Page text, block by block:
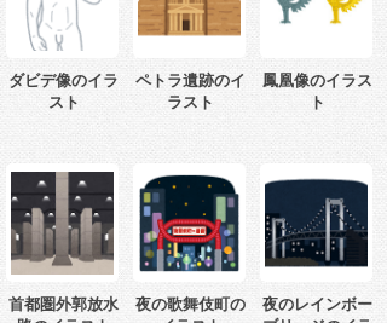
ダビデ像のイラ
スト
ペトラ遺跡のイ
ラスト
鳳凰像のイラス
ト
首都圏外郭放水
夜の歌舞伎町の
夜のレインボー